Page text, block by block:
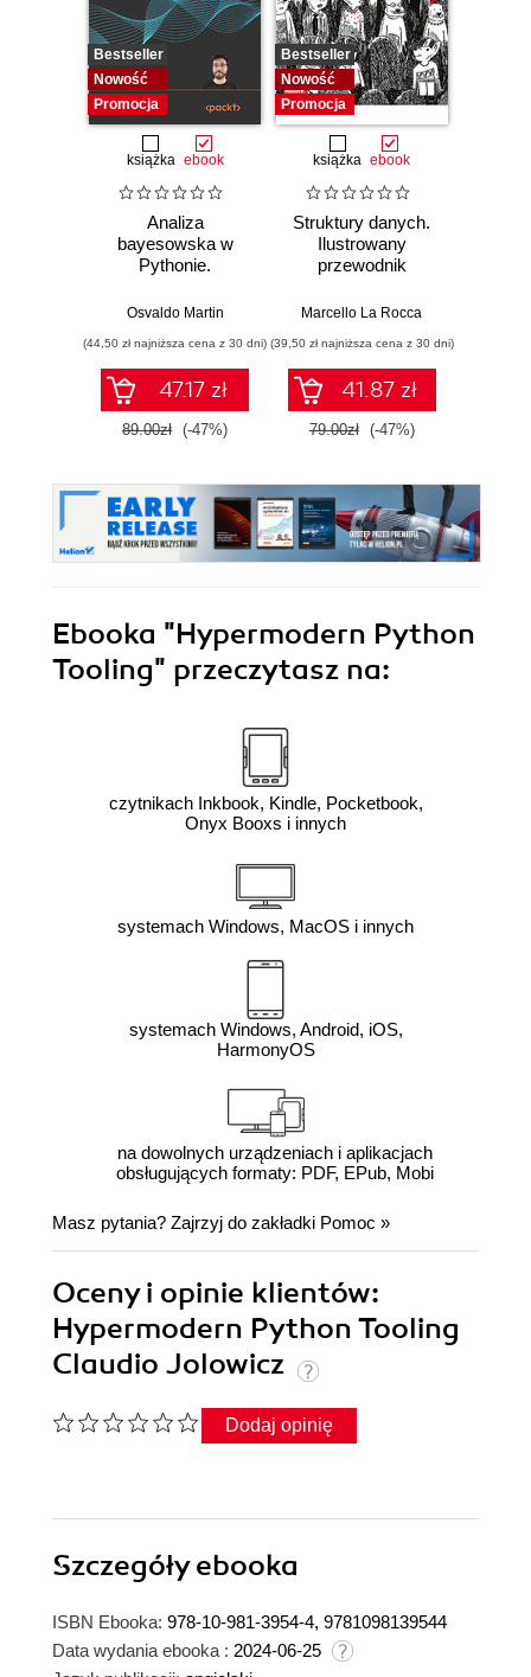
Bestseller
Nowość
Promocja
książka ebook
Analiza
bayesowska w
Pythonie.
przewodnik po
probabilistycznym.
Wydanie III
Osvaldo Martin
(44,50 zł najniższa cena z 30 dni)
47.17 zł
89.00zł (-47%)
Bestseller
Nowość
Promocja
książka ebook
Struktury danych.
Ilustrowany
przewodnik
Marcello La Rocca
(39,50 zł najniższa cena z 30 dni)
41.87 zł
79.00zł (-47%)
Ebooka "Hypermodern Python
Tooling" przeczytasz na:
czytnikach Inkbook, Kindle, Pocketbook,
Onyx Booxs i innych
systemach Windows, MacOS i innych
systemach Windows, Android, iOS,
HarmonyOS
na dowolnych urządzeniach i aplikacjach
obsługujących formaty: PDF, EPub, Mobi
Masz pytania? Zajrzyj do zakładki Pomoc »
Oceny i opinie klientów:
Hypermodern Python Tooling
Claudio Jolowicz
Dodaj opinię
Szczegółyebooka
ISBN Ebooka: 978-10-981-3954-4, 9781098139544
Data wydania ebooka : 2024-06-25